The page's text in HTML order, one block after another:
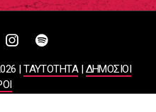
|ΤΑΥΤΟΤΗΤΑ|ΔΗΜΟΣΙΟΙ